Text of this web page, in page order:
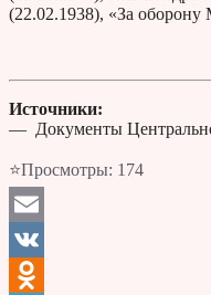
(22.02.1938), «За оборону
Источники:
— Документы
⭐Просмотры: 174
Email
VK